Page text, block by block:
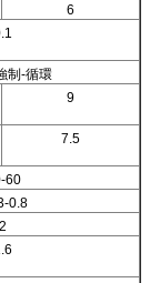
6
制-循環
9
7.5
60
0.8
2